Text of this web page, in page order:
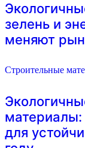
зелень и
меняют
Строительные
для